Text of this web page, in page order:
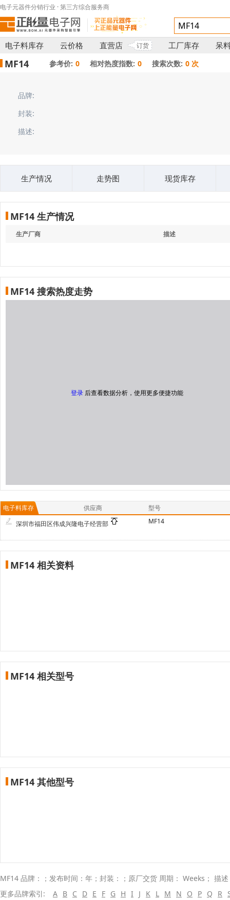
电子元器件分销行业 · 第三方综合服务商
电子料库存 云价格 直营店 订货 工厂库存 呆
MF14 参考价: 0 相对热度指数: 0 搜索次数: 0 次
品牌:
封装:
描述:
生产情况 走势图 现货库存
MF14 生产情况
生产厂商 描述
MF14 搜索热度走势
登录 后查看数据分析，使用更多便捷功能
电子料库存 供应商
型号
深圳市福田区伟成兴隆电子经营部
MF14
MF14 相关资料
MF14 相关型号
MF14 其他型号
MF14 品牌：；发布时间：年；封装：；原厂交货 周期： Weeks； 描
更多品牌索引:
A B C D E F G H I J K L M N O P Q R